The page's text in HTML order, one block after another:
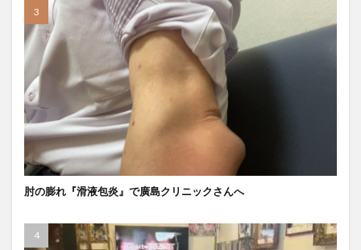
肘の膨れ『滑液包炎』で廣島クリニックさんへ